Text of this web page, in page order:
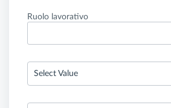
Ruolo lavorativo
Select Value